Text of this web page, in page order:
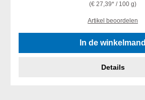
(€ 27,39* / 100 g)
Artikel beoordelen
In de winkelmand
Details